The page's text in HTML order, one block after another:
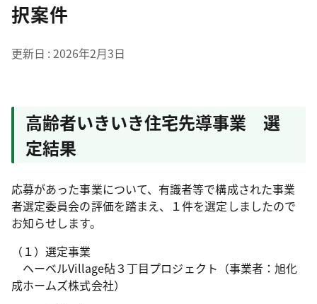
択案件
更新日 2026年2月3日
高齢者いきいき住宅先導事業 選
定結果
応募があった事業について、有識者等で構成された事業
者選定委員会の評価を踏まえ、１件を選定しましたので
お知らせします。
（１）選定事業
ヘーベルVillage砧３丁目プロジェクト（事業者：旭化
成ホームズ株式会社）